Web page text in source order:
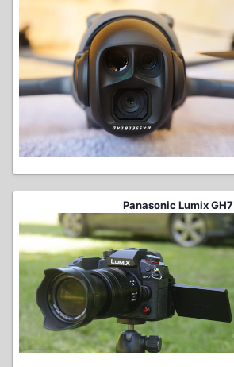
Panasonic Lumix GH7